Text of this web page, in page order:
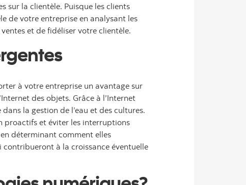
sur la clientèle. Puisque les clients
de votre entreprise en analysant les
et de fidéliser votre clientèle.
à votre entreprise un avantage sur
des objets. Grâce à l’Internet
la gestion de l’eau et des cultures.
proactifs et éviter les interruptions
déterminant comment elles
à la croissance éventuelle